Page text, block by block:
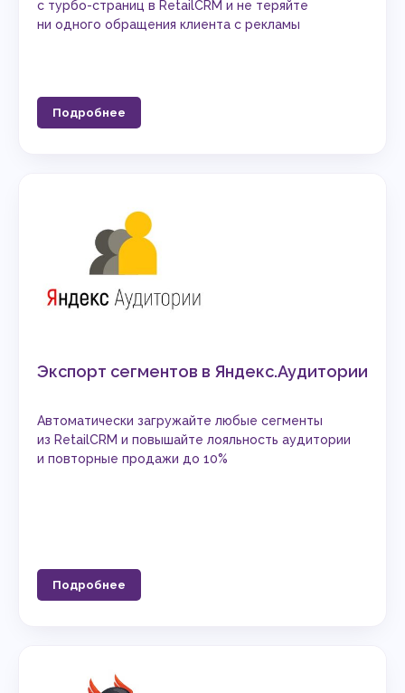
с турбо-страниц в RetailCRM и не теряйте
ни одного обращения клиента с рекламы
Подробнее
Экспорт сегментов в Яндекс.Аудитории
Автоматически загружайте любые сегменты
из RetailCRM и повышайте лояльность аудитории
и повторные продажи до 10%
Подробнее